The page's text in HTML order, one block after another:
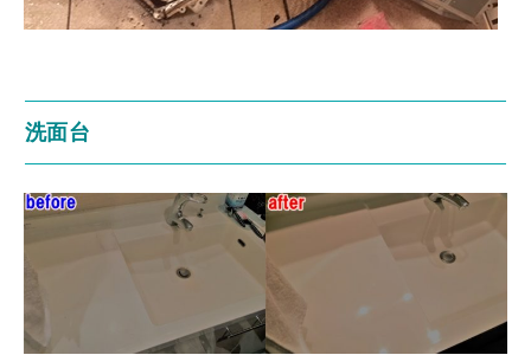
洗面台